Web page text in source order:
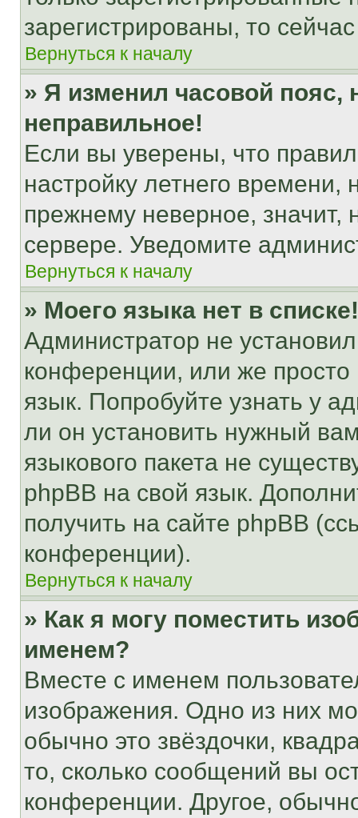
зарегистрированы, то
Вернуться к началу
» Я изменил часовой пояс,
неправильное!
Если вы уверены, что
настройку летнего
прежнему неверное, значит,
сервере. Уведомите
Вернуться к началу
» Моего языка нет в списке!
Администратор не
конференции, или же
язык. Попробуйте узнать у
ли он установить нужный
языкового пакета не
phpBB на свой язык.
получить на сайте phpBB
конференции).
Вернуться к началу
» Как я могу поместить
именем?
Вместе с именем
изображения. Одно из них
обычно это звёздочки,
то, сколько сообщений вы
конференции. Другое,